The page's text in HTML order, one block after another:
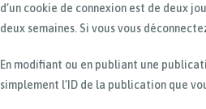
d’un cookie de connexion est de deux
deux semaines. Si vous vous
En modifiant ou en publiant une
simplement l’ID de la publication que